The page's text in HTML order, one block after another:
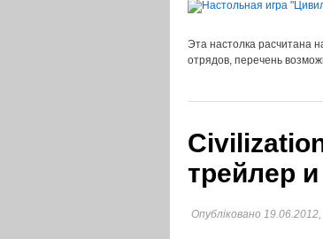
Эта настолка расчитана
отрядов, перечень
трейлер
Опубліковано 19.06.2012,